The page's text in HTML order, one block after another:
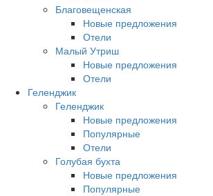
Благовещенская
Новые предложения
Отели
Малый Утриш
Новые предложения
Отели
Геленджик
Геленджик
Новые предложения
Популярные
Отели
Голубая бухта
Новые предложения
Популярные